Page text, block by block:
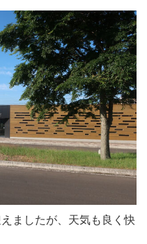
ましたが、天気も良く快